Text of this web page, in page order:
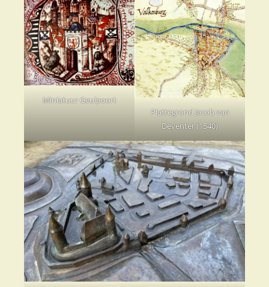
Miniatuur Geulpoort
Plattegrond Jacob van
Deventer (1540)